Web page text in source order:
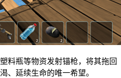
料瓶等物资发射锚枪，将其拖回
、延续生命的唯一希望。